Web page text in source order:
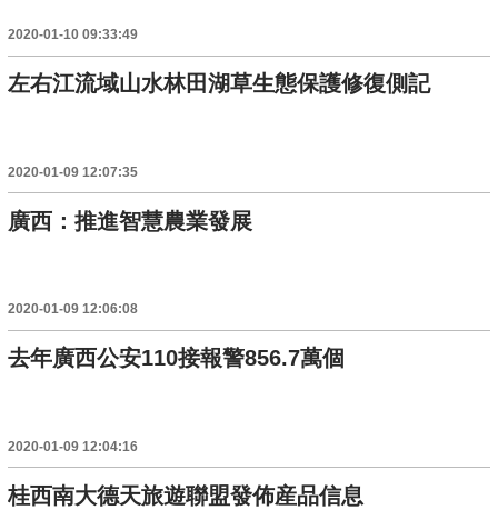
2020-01-10 09:33:49
左右江流域山水林田湖草生態保護修復側記
2020-01-09 12:07:35
廣西：推進智慧農業發展
2020-01-09 12:06:08
去年廣西公安110接報警856.7萬個
2020-01-09 12:04:16
桂西南大德天旅遊聯盟發佈産品信息